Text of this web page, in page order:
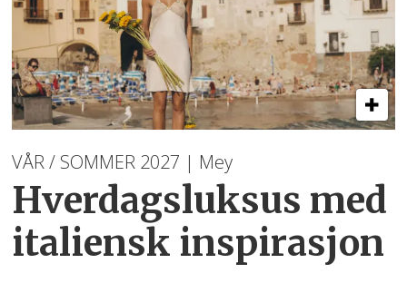
VÅR / SOMMER 2027 | Mey
Hverdagsluksus med
italiensk inspirasjon